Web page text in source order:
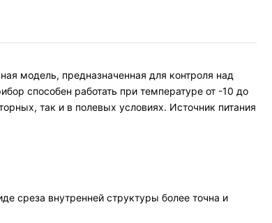
модель, предназначенная для контроля над
способен работать при температуре от -10 до
так и в полевых условиях. Источник питания
среза внутренней структуры более точна и